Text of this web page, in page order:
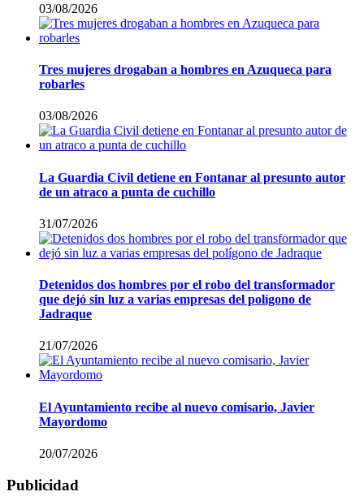
03/08/2026
Tres mujeres drogaban a hombres en Azuqueca para
robarles
03/08/2026
La Guardia Civil detiene en Fontanar al presunto autor
de un atraco a punta de cuchillo
31/07/2026
Detenidos dos hombres por el robo del transformador
que dejó sin luz a varias empresas del polígono de
Jadraque
21/07/2026
El Ayuntamiento recibe al nuevo comisario, Javier
Mayordomo
20/07/2026
Publicidad